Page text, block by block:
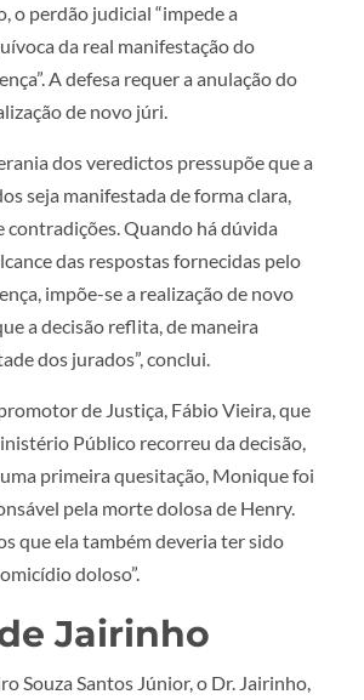
o perdão judicial “impede a
da real manifestação do
A defesa requer a anulação do
de novo júri.
dos veredictos pressupõe que a
seja manifestada de forma clara,
contradições. Quando há dúvida
das respostas fornecidas pelo
impõe-se a realização de novo
a decisão reflita, de maneira
dos jurados”, conclui.
de Justiça, Fábio Vieira, que
Público recorreu da decisão,
uma primeira quesitação, Monique foi
pela morte dolosa de Henry.
que ela também deveria ter sido
doloso”.
Jairinho
Souza Santos Júnior, o Dr. Jairinho,